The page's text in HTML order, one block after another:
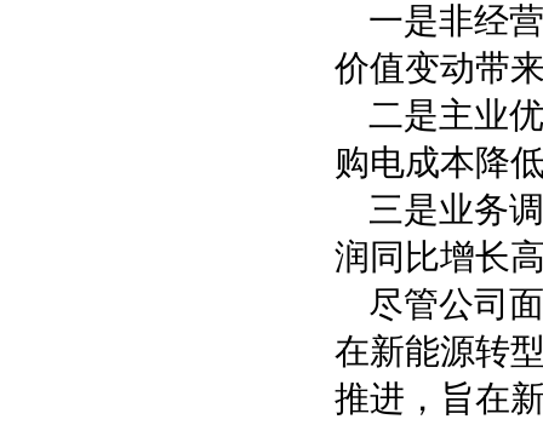
一是非经
价值变动带
二是主业
购电成本降
三是业务
润同比增长
尽管公司
在新能源转
推进，旨在